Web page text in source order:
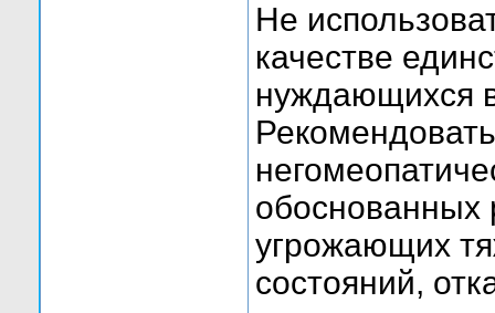
Не
качестве
нуждающихся
обоснованных
угрожающих
состояний,